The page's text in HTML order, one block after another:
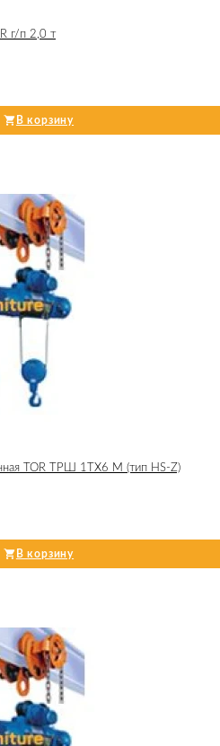
г/п 2,0 т
В корзину
TOR ТРШ 1ТХ6 М (тип HS-Z)
В корзину